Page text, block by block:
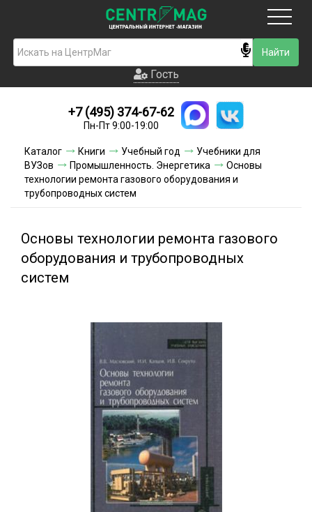
Гость
Новинки
Условия доставки
Условия оплаты
Акции и скидки
Гость
+7 (495) 374-67-62
Пн-Пт 9:00-19:00
Каталог Книги Учебный год
Учебники для
ВУЗов
Промышленность. Энергетика
Основы
технологии ремонта газового оборудования и
трубопроводных систем
Основы технологии ремонта газового
оборудования и трубопроводных
систем